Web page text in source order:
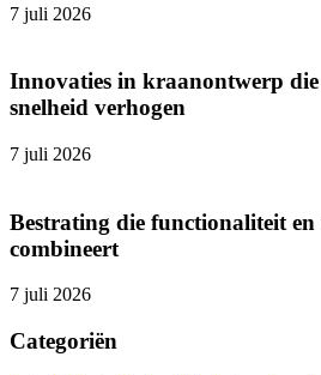
7 juli 2026
Innovaties in kraanontwerp
snelheid verhogen
7 juli 2026
Bestrating die functionaliteit
combineert
7 juli 2026
Categoriën